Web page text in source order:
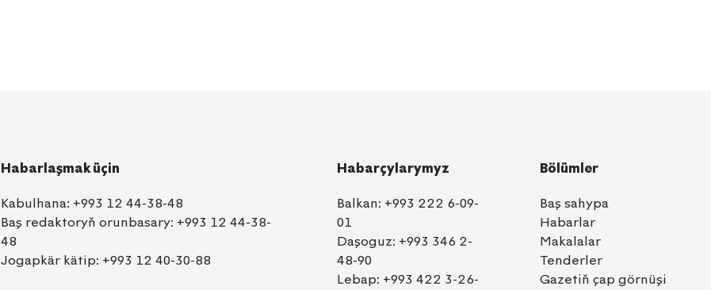
Habarlaşmak üçin
Kabulhana: +993 12 44-38-48
Baş redaktoryň orunbasary: +993 12 44-38-
48
Jogapkär kätip: +993 12 40-30-88
Habarçylarymyz
Balkan: +993 222 6-09-
01
Daşoguz: +993 346 2-
48-90
Lebap: +993 422 3-26-
Bölümler
Baş sahypa
Habarlar
Makalalar
Tenderler
Gazetiň çap görnüşi